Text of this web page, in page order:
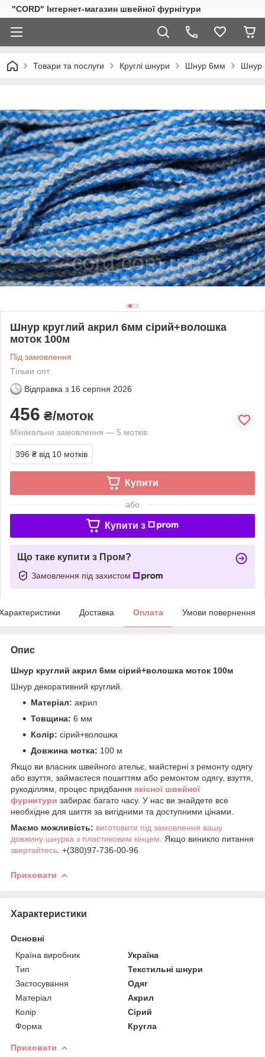
"CORD" Інтернет-магазин швейної фурнітури
Товари та послуги Круглі шнури Шнур 6мм Шнур
Шнур круглий акрил 6мм сірий+волошка
моток 100м
Під замовлення
Тільки опт
Відправка з 16 серпня 2026
456 ₴/моток
Мінімальне замовлення — 5 мотків
396 ₴ від 10 мотків
Купити
або
Купити з
Що таке купити з Пром?
Замовлення під захистом
Доставка Оплата Умови повернення
Опис
Шнур круглий акрил 6мм сірий+волошка моток 100м
Шнур декоративний круглий.
Матеріал: акрил
Товщина: 6 мм
Колір: сірий+волошка
Довжина мотка: 100 м
Якщо ви власник швейного ательє, майстерні з ремонту одягу
або взуття, займаєтеся пошиттям або ремонтом одягу, взуття,
рукоділлям, процес придбання якісної швейної
фурнитури забирає багато часу. У нас ви знайдете все
необхідне для шиття за вигідними та доступними цінами.
Маємо можливість: виготовити під замовлення вашу
довжину шнурка з пластиковим кінцем.
Якщо виникло питання
звертайтесь . +(380)97-736-00-96
Приховати
Характеристики
Основні
Країна виробник
Україна
Тип
Текстильні шнури
Застосування
Одяг
Матеріал
Акрил
Колір
Сірий
Форма
Кругла
Приховати